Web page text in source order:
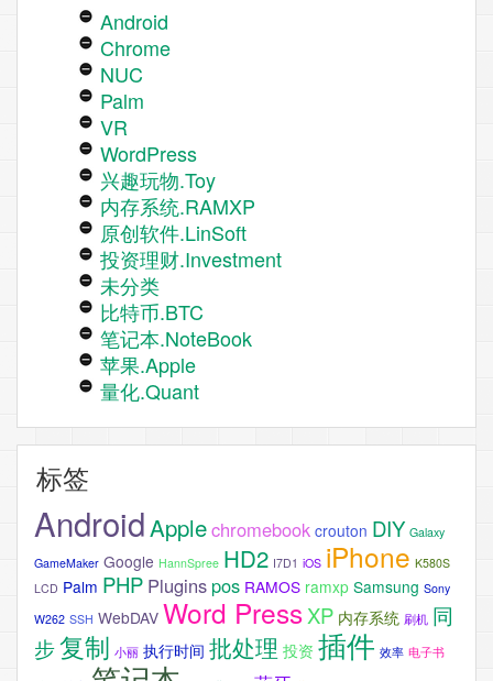
Android
Chrome
NUC
Palm
VR
WordPress
兴趣玩物.Toy
内存系统.RAMXP
原创软件.LinSoft
投资理财.Investment
未分类
比特币.BTC
笔记本.NoteBook
苹果.Apple
量化.Quant
标签
AndroidApplechromebook crouton DIY Galaxy
GameMaker Google HannSpree HD2 I7D1 iOS iPhone K580S
LCD Palm PHP Plugins pos RAMOS ramxp Samsung Sony
W262 SSH WebDAV Word PressXP 内存系统 刷机 同
步复制 小丽 执行时间 批处理 投资 插件 效率 电子书